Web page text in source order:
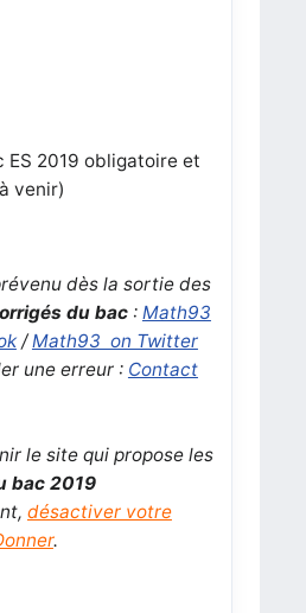
ES 2019 obligatoire et
venir)
dès la sortie des
du bac: Math93
/Math93 on Twitter
une erreur : Contact
le site qui propose les
bac 2019
désactiver votre
.